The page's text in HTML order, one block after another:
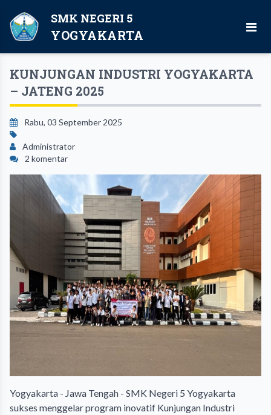
SMK NEGERI 5
YOGYAKARTA
KUNJUNGAN INDUSTRI YOGYAKARTA
– JATENG 2025
Rabu, 03 September 2025
Administrator
2 komentar
Yogyakarta - Jawa Tengah - SMK Negeri 5 Yogyakarta
sukses menggelar program inovatif Kunjungan Industri